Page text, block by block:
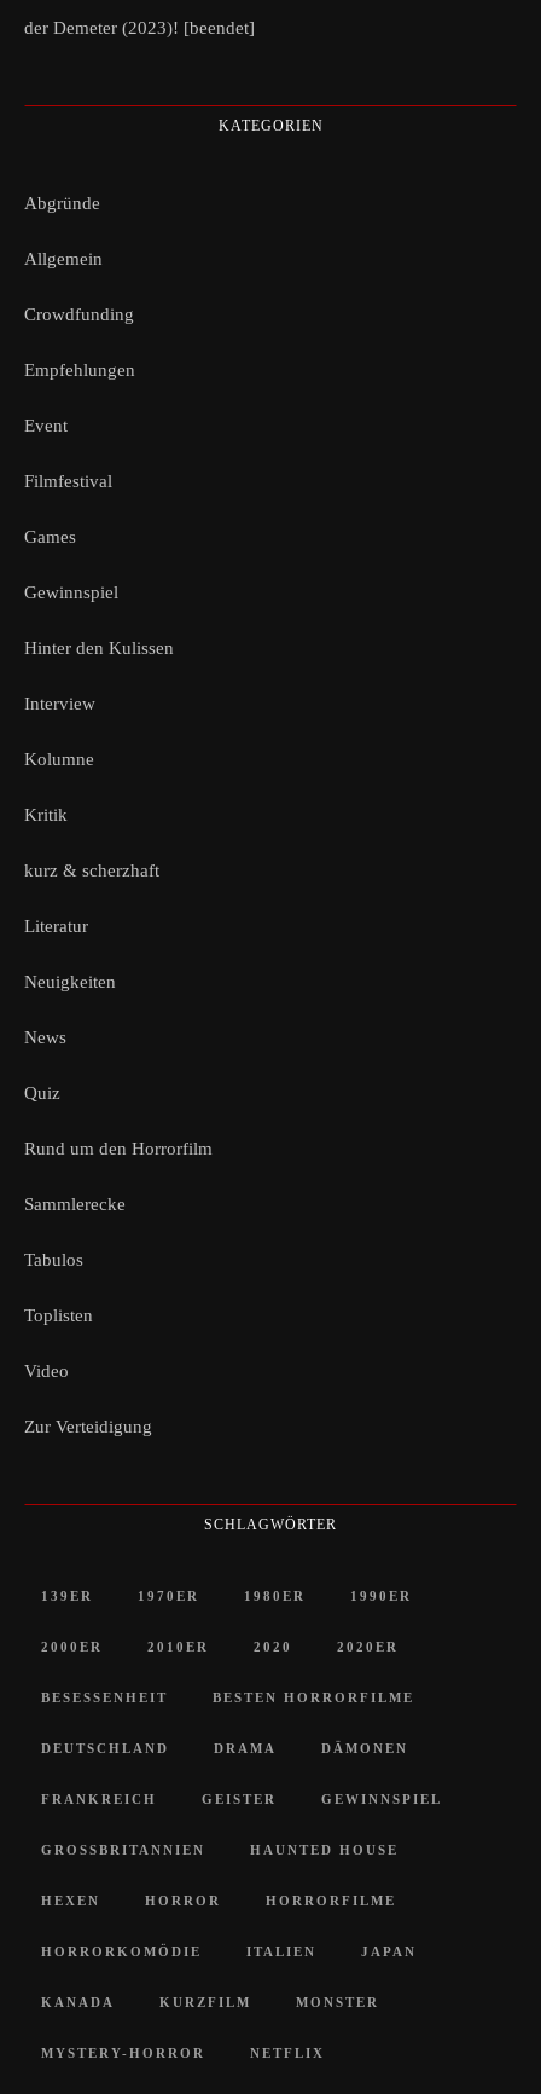
der Demeter (2023)! [beendet]
KATEGORIEN
Abgründe
Allgemein
Crowdfunding
Empfehlungen
Event
Filmfestival
Games
Gewinnspiel
Hinter den Kulissen
Interview
Kolumne
Kritik
kurz & scherzhaft
Literatur
Neuigkeiten
News
Quiz
Rund um den Horrorfilm
Sammlerecke
Tabulos
Toplisten
Video
Zur Verteidigung
SCHLAGWÖRTER
139ER 1970ER 1980ER 1990ER
2000ER 2010ER 2020 2020ER
BESESSENHEIT BESTEN HORRORFILME
DEUTSCHLAND DRAMA DÄMONEN
FRANKREICH GEISTER GEWINNSPIEL
GROSSBRITANNIEN HAUNTED HOUSE
HEXEN HORROR HORRORFILME
HORRORKOMÖDIE ITALIEN JAPAN
KANADA KURZFILM MONSTER
MYSTERY-HORROR NETFLIX